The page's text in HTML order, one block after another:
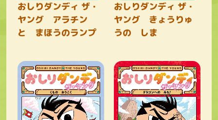
おしりダンディ ザ・
ヤング アラチン
と まほうのランプ
おしりダンディ ザ・
ヤング きょうりゅ
うの しま